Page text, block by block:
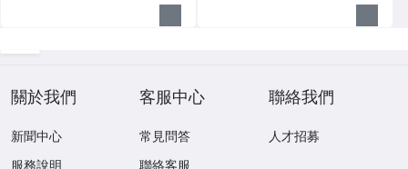
關於我們
新聞中心
服務說明
客服中心
常見問答
聯絡客服
聯絡我們
人才招募